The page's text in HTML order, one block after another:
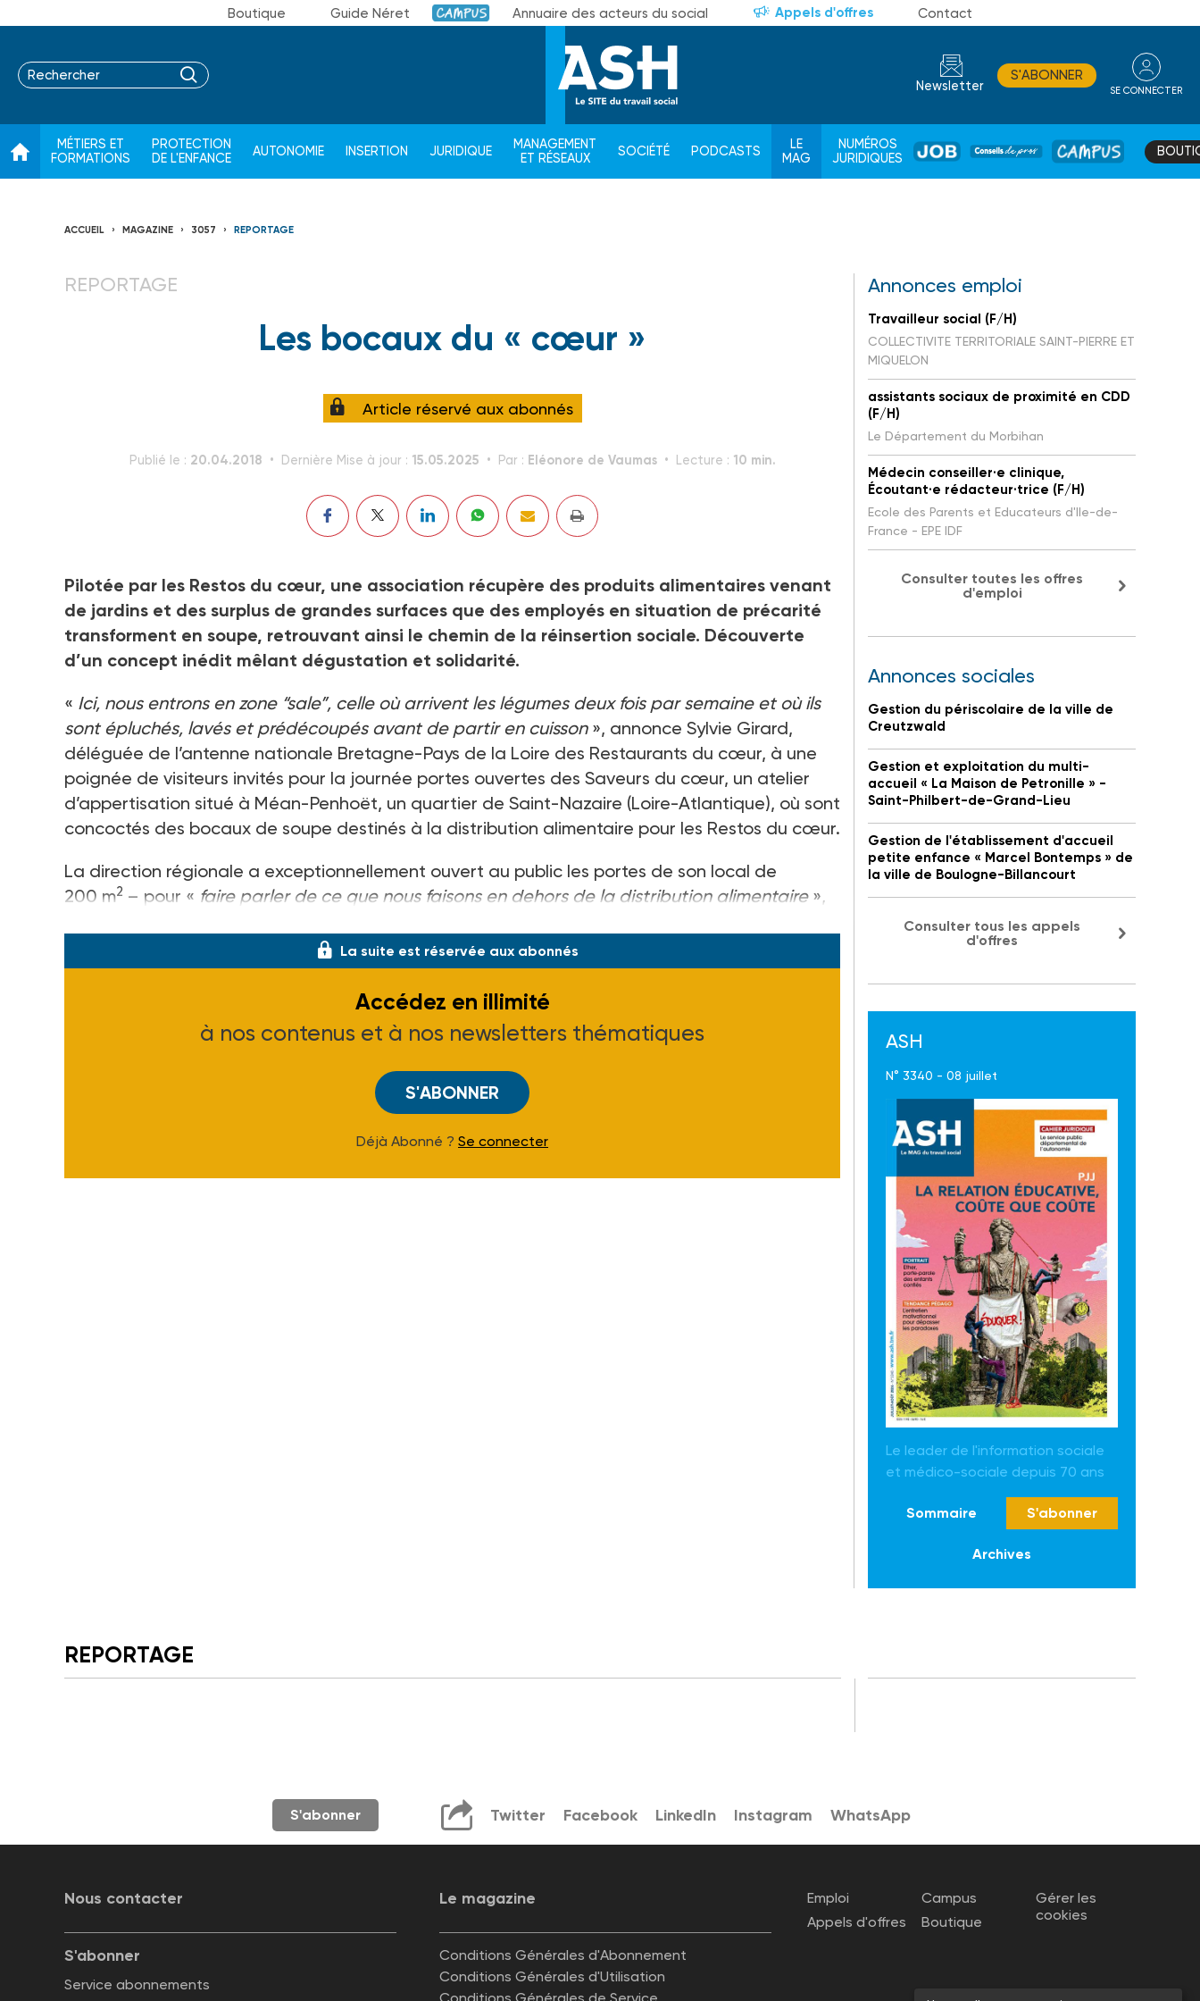
Boutique Guide Néret Campus Annuaire des acteurs du social Appels d'offres Contact
Newsletter
S'ABONNER
SE CONNECTER
MÉTIERS ET
FORMATIONS
PROTECTION
DE L'ENFANCE
AUTONOMIE INSERTION JURIDIQUE
MANAGEMENT
ET RÉSEAUX
SOCIÉTÉ PODCASTS
LE
MAG
NUMÉROS
JURIDIQUES
JOB
DE
CAMPUS
ACCUEIL MAGAZINE 3057 REPORTAGE
REPORTAGE
Les bocaux du « cœur »
Article réservé aux abonnés
Publié le : 20.04.2018 Dernière Mise à jour : 15.05.2025 Par : Eléonore de Vaumas Lecture : 10 min.
Pilotée par les Restos du cœur, une association récupère des produits alimentaires venant
de jardins et des surplus de grandes surfaces que des employés en situation de précarité
transforment en soupe, retrouvant ainsi le chemin de la réinsertion sociale. Découverte
d’un concept inédit mêlant dégustation et solidarité.
« Ici, nous entrons en zone “sale”, celle où arrivent les légumes deux fois par semaine et où ils
sont épluchés, lavés et prédécoupés avant de partir en cuisson», annonce Sylvie Girard,
déléguée de l’antenne nationale Bretagne-Pays de la Loire des Restaurants du cœur, à une
poignée de visiteurs invités pour la journée portes ouvertes des Saveurs du cœur, un atelier
d’appertisation situé à Méan-Penhoët, un quartier de Saint-Nazaire (Loire-Atlantique), où sont
concoctés des bocaux de soupe destinés à la distribution alimentaire pour les Restos du cœur.
La direction régionale a exceptionnellement ouvert au public les portes de son local de
200 m2 – pour « faire parler de ce que nous faisons en dehors de la distribution alimentaire»,
La suite est réservée aux abonnés
Accédez en illimité
à nos contenus et à nos newsletters thématiques
S'ABONNER
Déjà Abonné ? Se connecter
Annonces emploi
Travailleur social (F/H)
COLLECTIVITE TERRITORIALE SAINT-PIERRE ET
MIQUELON
assistants sociaux de proximité en CDD
(F/H)
Le Département du Morbihan
Médecin conseiller·e clinique,
Écoutant·e rédacteur·trice (F/H)
Ecole des Parents et Educateurs d'Ile-de-
France - EPE IDF
Consulter toutes les offres
d'emploi
Annonces sociales
Gestion du périscolaire de la ville de
Creutzwald
Gestion et exploitation du multi-
accueil « La Maison de Petronille » -
Saint-Philbert-de-Grand-Lieu
Gestion de l'établissement d'accueil
petite enfance « Marcel Bontemps » de
la ville de Boulogne-Billancourt
Consulter tous les appels
d'offres
ASH
N° 3340 - 08 juillet
Le leader de l'information sociale
et médico-sociale depuis 70 ans
Sommaire S'abonner
Archives
REPORTAGE
S'abonner Twitter Facebook LinkedIn Instagram WhatsApp
Nous contacter Le magazine
S'abonner
Service abonnements
Conditions Générales d'Abonnement
Conditions Générales d'Utilisation
Emploi
Appels d'offres
Campus
Boutique
Gérer les
cookies